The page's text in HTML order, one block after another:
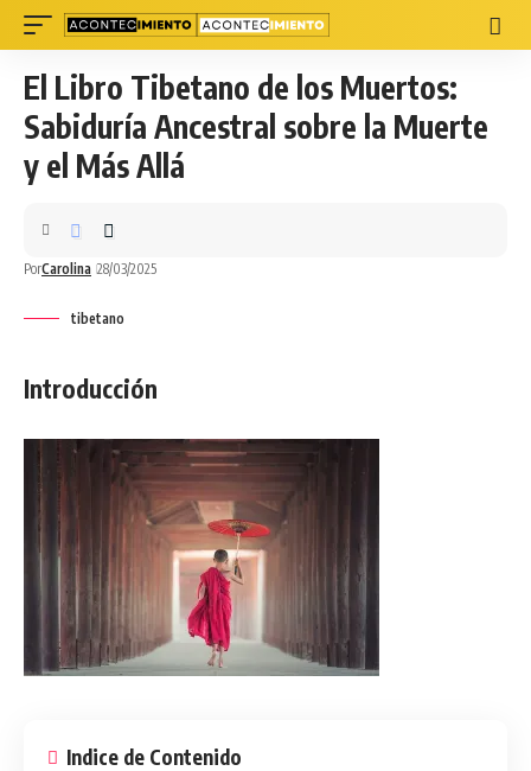
El Libro Tibetano de los Muertos:
Sabiduría Ancestral sobre la Muerte
y el Más Allá
PorCarolina 28/03/2025
tibetano
Introducción
Indice de Contenido